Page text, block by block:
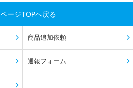
ページTOPへ戻る
商品追加依頼
通報フォーム